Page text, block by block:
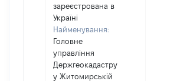
зареєстрована в
Україні
Найменування:
Головне
управління
Держгеокадастру
у Житомирській